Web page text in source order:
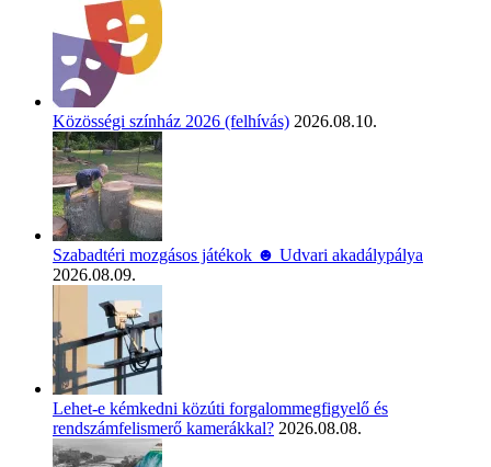
Közösségi színház 2026 (felhívás) 2026.08.10.
Szabadtéri mozgásos játékok ☻ Udvari akadálypálya
2026.08.09.
Lehet-e kémkedni közúti forgalommegfigyelő és
rendszámfelismerő kamerákkal? 2026.08.08.